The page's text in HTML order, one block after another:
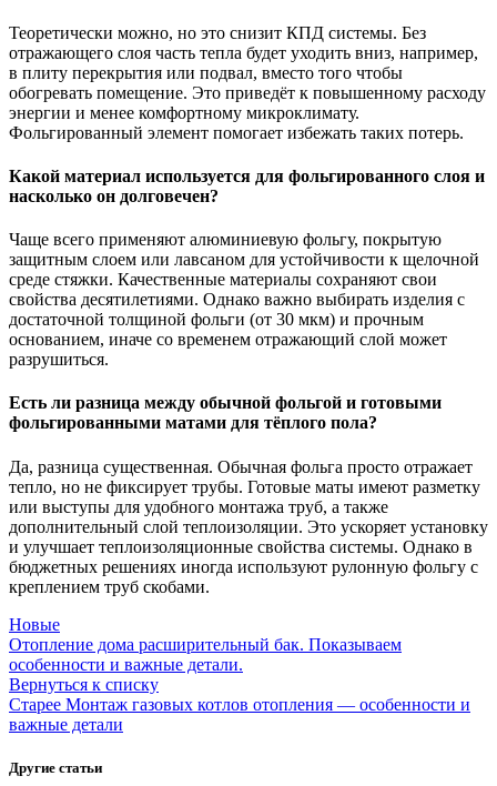
Теоретически можно, но это снизит КПД системы. Без
отражающего слоя часть тепла будет уходить вниз, например,
в плиту перекрытия или подвал, вместо того чтобы
обогревать помещение. Это приведёт к повышенному расходу
энергии и менее комфортному микроклимату.
Фольгированный элемент помогает избежать таких потерь.
Какой материал используется для фольгированного слоя и
насколько он долговечен?
Чаще всего применяют алюминиевую фольгу, покрытую
защитным слоем или лавсаном для устойчивости к щелочной
среде стяжки. Качественные материалы сохраняют свои
свойства десятилетиями. Однако важно выбирать изделия с
достаточной толщиной фольги (от 30 мкм) и прочным
основанием, иначе со временем отражающий слой может
разрушиться.
Есть ли разница между обычной фольгой и готовыми
фольгированными матами для тёплого пола?
Да, разница существенная. Обычная фольга просто отражает
тепло, но не фиксирует трубы. Готовые маты имеют разметку
или выступы для удобного монтажа труб, а также
дополнительный слой теплоизоляции. Это ускоряет установку
и улучшает теплоизоляционные свойства системы. Однако в
бюджетных решениях иногда используют рулонную фольгу с
креплением труб скобами.
Новые
Отопление дома расширительный бак. Показываем
особенности и важные детали.
Вернуться к списку
Старее Монтаж газовых котлов отопления — особенности и
важные детали
Другие статьи